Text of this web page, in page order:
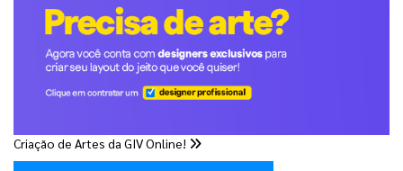
Criação de Artes da GIV Online!